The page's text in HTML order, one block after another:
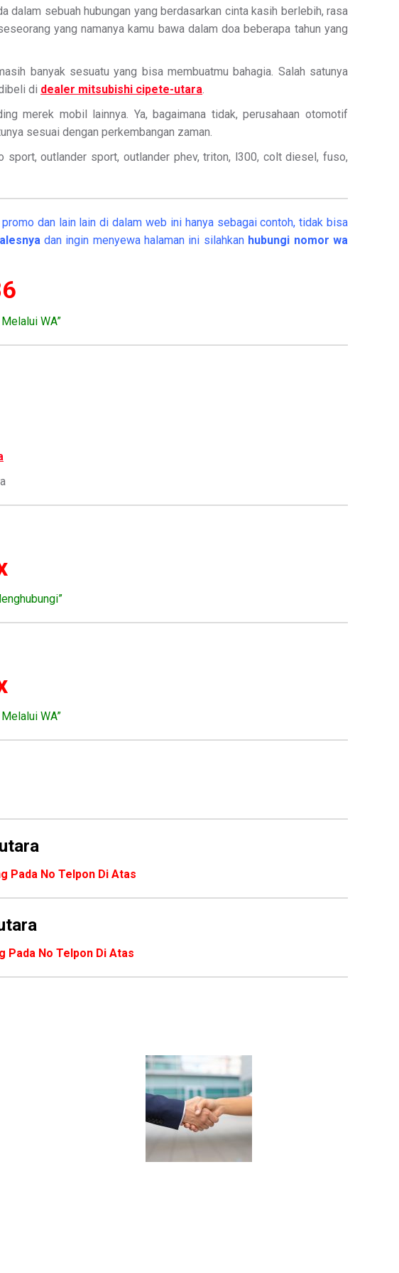
sebuah hubungan yang berdasarkan cinta kasih berlebih, rasa
yang namanya kamu bawa dalam doa beberapa tahun yang
banyak sesuatu yang bisa membuatmu bahagia. Salah satunya
di dealer mitsubishi cipete-utara.
merek mobil lainnya. Ya, bagaimana tidak, perusahaan otomotif
sesuai dengan perkembangan zaman.
outlander sport, outlander phev, triton, l300, colt diesel, fuso,
dan lain lain di dalam web ini hanya sebagai contoh, tidak bisa
dan ingin menyewa halaman ini silahkan hubungi nomor wa
WA”
WA”
Pada No Telpon Di Atas
Pada No Telpon Di Atas